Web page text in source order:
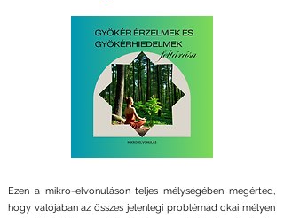
Ezen a mikro-elvonuláson teljes mélységében megérted,
hogy valójában az összes jelenlegi problémád okai mélyen